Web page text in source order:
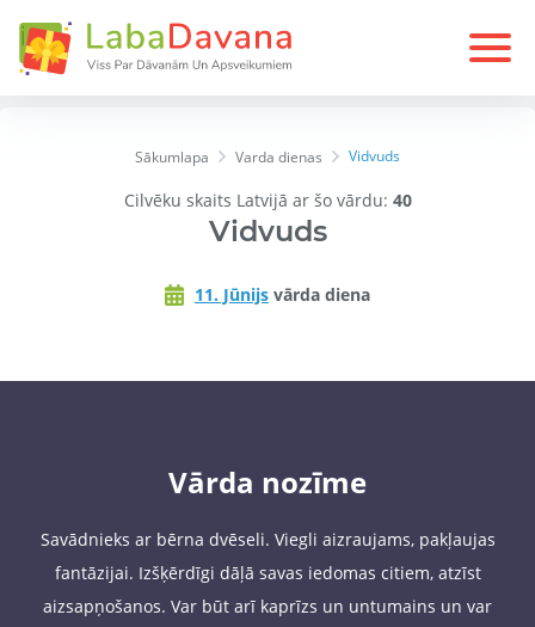
Sākumlapa Varda dienas Vidvuds
Cilvēku skaits Latvijā ar šo vārdu: 40
Vidvuds
11. Jūnijs vārda diena
Vārda nozīme
Savādnieks ar bērna dvēseli. Viegli aizraujams, pakļaujas
fantāzijai. Izšķērdīgi dāļā savas iedomas citiem, atzīst
aizsapņošanos. Var būt arī kaprīzs un untumains un var